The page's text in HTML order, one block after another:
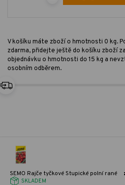
V košíku máte zboží o hmotnosti 0 kg.
zdarma, přidejte ještě do košíku zboží za
objednávku o hmotnosti do 15 kg a
osobním odběrem.
SEMO Rajče tyčkové Stupické polní rané
SKLADEM